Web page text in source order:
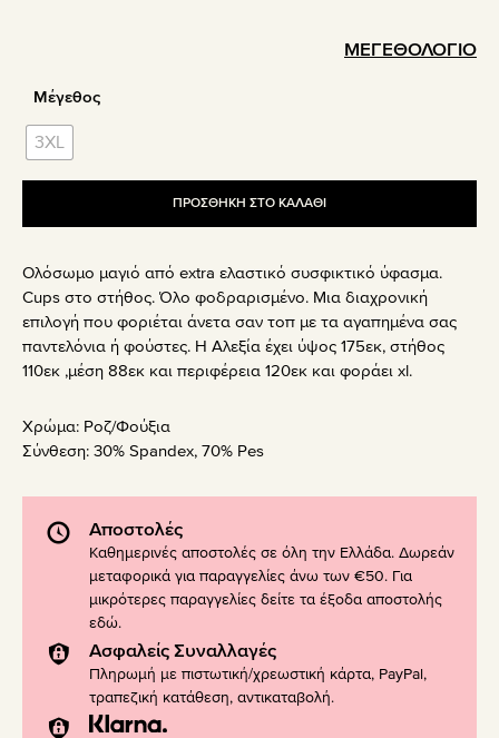
ΜΕΓΕΘΟΛΟΓΙΟ
Μέγεθος
3XL
ΠΡΟΣΘΗΚΗ ΣΤΟ ΚΑΛΑΘΙ
Ολόσωμο μαγιό από extra ελαστικό συσφικτικό ύφασμα.
Cups στο στήθος. Όλο φοδραρισμένο. Μια διαχρονική
επιλογή που φοριέται άνετα σαν τοπ με τα αγαπημένα σας
παντελόνια ή φούστες. Η Αλεξία έχει ύψος 175εκ, στήθος
110εκ ,μέση 88εκ και περιφέρεια 120εκ και φοράει xl.
Χρώμα: Ροζ/Φούξια
Σύνθεση: 30% Spandex, 70% Pes
Αποστολές
Καθημερινές αποστολές σε όλη την Ελλάδα. Δωρεάν
μεταφορικά για παραγγελίες άνω των €50. Για
μικρότερες παραγγελίες δείτε τα έξοδα αποστολής
εδώ.
Ασφαλείς Συναλλαγές
Πληρωμή με πιστωτική/χρεωστική κάρτα, PayPal,
τραπεζική κατάθεση, αντικαταβολή.